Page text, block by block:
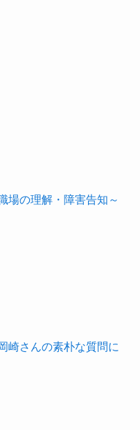
場の理解・障害告知～
崎さんの素朴な質問に